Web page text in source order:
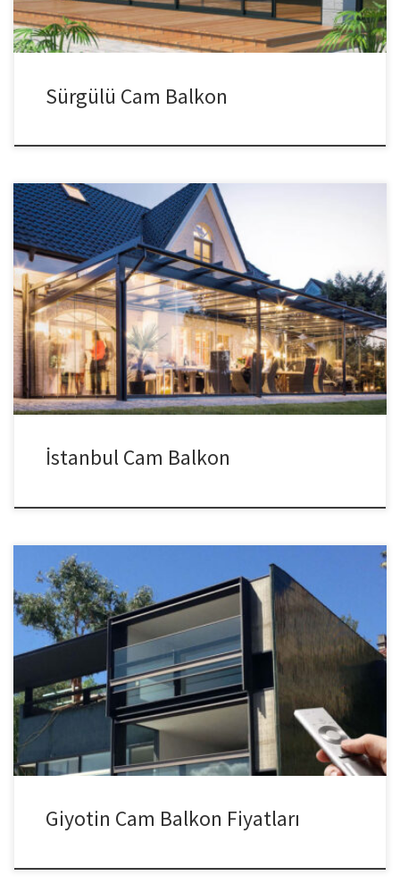
Sürgülü Cam Balkon
İstanbul Cam Balkon İstanbul CamBalkon firmamız kaliteli
malzeme ve işçiliğin yanında ekonomik fiyat politikasıyla %100
müşteri memnuniyeti ilkesini benimsemiş ve istanbul cam balkon
sektöründe lider olma yolunda ilerlemektedir. 30 mm cam tercihi
özelliği ile iki cam arası jaluzi kullanım imkanı sağlamaktadır. Özel
tutamak tasarımı, taşıma kapasitesi ile kullanım kolaylığı
sağlamaktadır. […]
İstanbul Cam Balkon
Giyotin Cam Balkon Fiyatları Giyotin cambalkon sistemleri tüm
dünyada olduğu gibi ülkemizde de oldukça rağbet görmektedir.
Rağbettin ve talep görme işlemi önceleri kafeterya ve lüks
restaurant gibi mekanlarda görülse de şimdilerde evlerimizin
balkonlarında ve kış bahçelerinde şık bir görünüm
kazanmaktadır. Giyotin cambalkon modelleri mekanınıza uygun
şekilde tasarlanarak uygun koşullar sağlandıktan montaj yapılır.
Niye […]
Giyotin Cam Balkon Fiyatları